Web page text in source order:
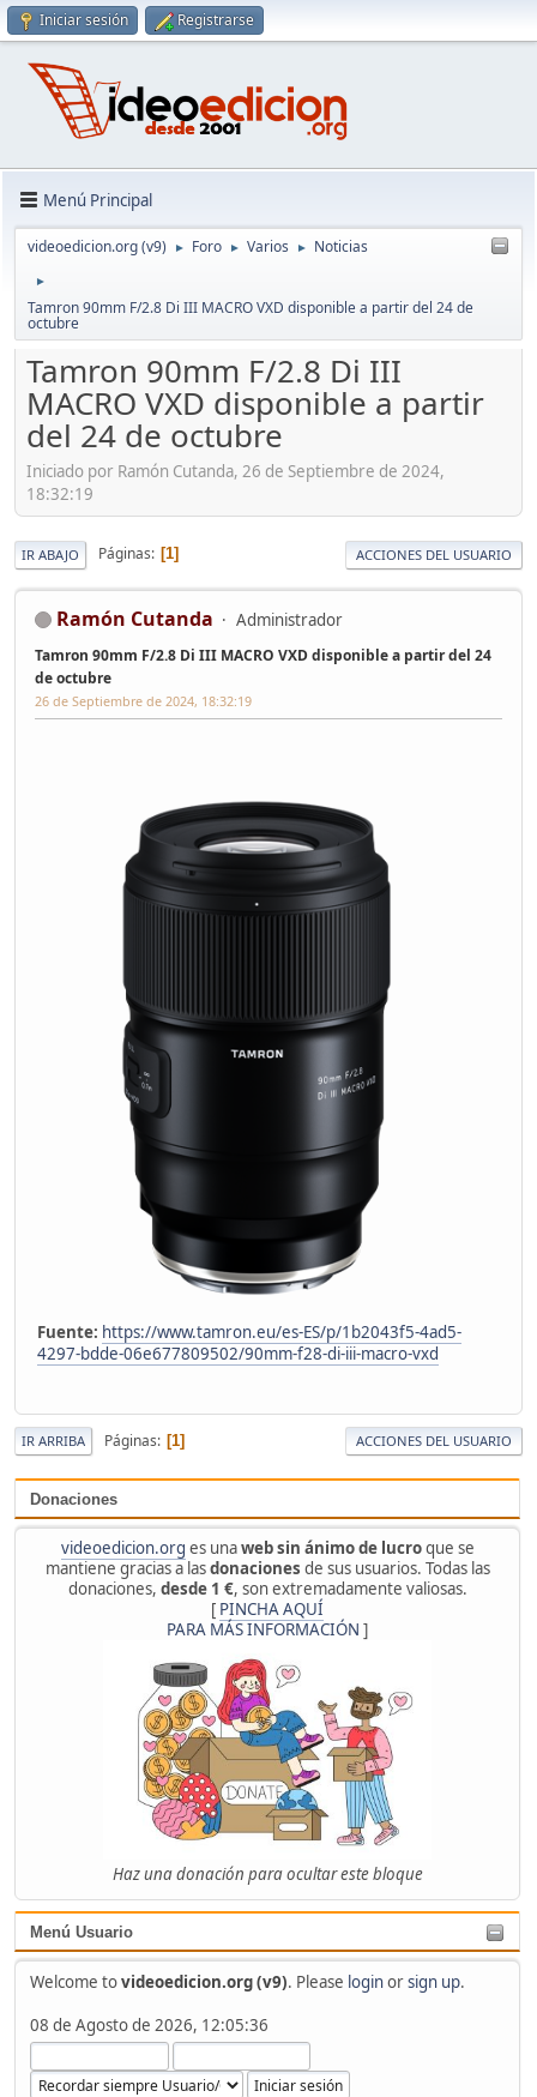
Iniciar sesión Registrarse
Menú Principal
videoedicion.org (v9) ► Foro ► Varios ► Noticias
►
Tamron 90mm F/2.8 Di III MACRO VXD disponible a partir del 24 de
octubre
Donaciones
videoedicion.org es unaweb sin ánimo de lucroque se
mantiene gracias a lasdonaciones de sus usuarios. Todas las
donaciones, desde 1 €, son extremadamente valiosas.
[ PINCHA AQUÍ
PARA MÁS INFORMACIÓN ]
Haz una donación para ocultar este bloque
Menú Usuario
Welcome tovideoedicion.org (v9). Please loginorsign up.
08 de Agosto de 2026, 12:05:36
Tamron 90mm F/2.8 Di III
MACRO VXD disponible a partir
del 24 de octubre
Iniciado por Ramón Cutanda, 26 de Septiembre de 2024,
18:32:19
IR ABAJO Páginas 1 ACCIONES DEL USUARIO
Ramón Cutanda Administrador
Tamron 90mm F/2.8 Di III MACRO VXD disponible a partir del 24
de octubre
26 de Septiembre de 2024, 18:32:19
Fuente: https://www.tamron.eu/es-ES/p/1b2043f5-4ad5-
4297-bdde-06e677809502/90mm-f28-di-iii-macro-vxd
IR ARRIBA Páginas 1 ACCIONES DEL USUARIO